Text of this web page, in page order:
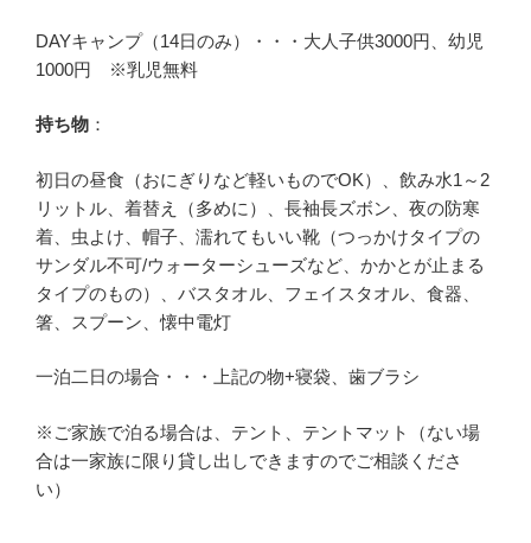
DAYキャンプ（14日のみ）・・・大人子供3000円、幼児
1000円 ※乳児無料
持ち物 ：
初日の昼食（おにぎりなど軽いものでOK）、飲み水1～2
リットル、着替え（多めに）、長袖長ズボン、夜の防寒
着、虫よけ、帽子、濡れてもいい靴（つっかけタイプの
サンダル不可/ウォーターシューズなど、かかとが止まる
タイプのもの）、バスタオル、フェイスタオル、食器、
箸、スプーン、懐中電灯
一泊二日の場合・・・上記の物+寝袋、歯ブラシ
※ご家族で泊る場合は、テント、テントマット（ない場
合は一家族に限り貸し出しできますのでご相談くださ
い）